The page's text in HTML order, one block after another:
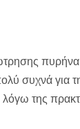
συχνά για
λόγω της